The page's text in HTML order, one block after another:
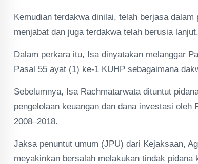
Kemudian terdakwa dinilai, telah berjasa
menjabat dan juga terdakwa telah berusia lanjut.
Dalam perkara itu, Isa dinyatakan melanggar
Pasal 55 ayat (1) ke-1 KUHP sebagaimana
Sebelumnya, Isa Rachmatarwata dituntut
pengelolaan keuangan dan dana investasi
2008–2018.
Jaksa penuntut umum (JPU) dari Kejaksaan,
meyakinkan bersalah melakukan tindak